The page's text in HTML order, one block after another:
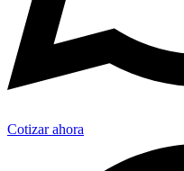
Cotizar ahora